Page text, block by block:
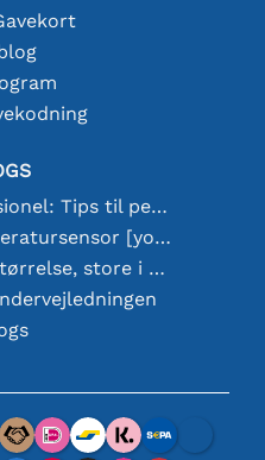
Lodning som en professionel: Tips til perfekte elektroniske forbindelser
Valg af den rigtige temperatursensor [youtube]
18650 Batterier: Små i størrelse, store i ydeevne